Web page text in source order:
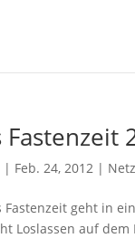
| Feb. 24, 2012 |
Fastenzeit geht in
Loslassen auf